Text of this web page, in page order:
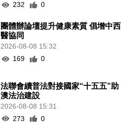
232
0
團體辦論壇提升健康素質 倡增中西
醫協同
2026-08-08 15:32
169
0
法聯會續普法對接國家“十五五”助
澳法治建設
2026-08-08 15:31
273
0